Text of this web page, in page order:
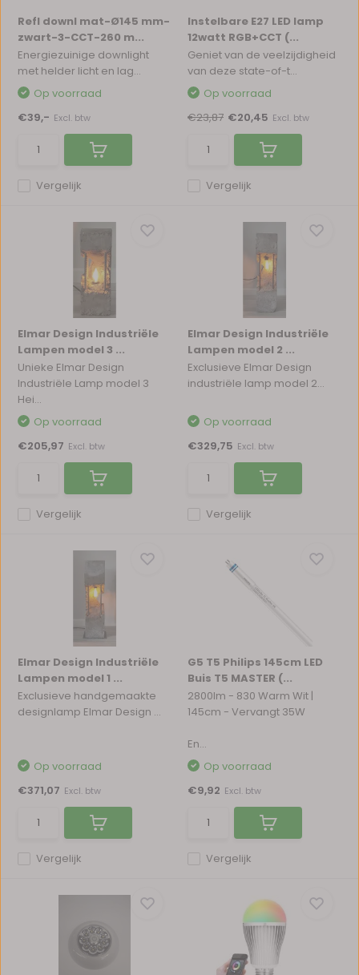
Refl downl mat-Ø145 mm-
zwart-3-CCT-260 m...
Energiezuinige downlight
met helder licht en lag...
Vergelijk
Op voorraad
€39,- Excl. btw
Instelbare E27 LED lamp
12watt RGB+CCT (...
Geniet van de veelzijdigheid
van deze state-of-t...
Vergelijk
Op voorraad
€23,87 €20,45 Excl. btw
Elmar Design Industriële
Lampen model 3 ...
Unieke Elmar Design
Industriële Lamp model 3
Hei...
Vergelijk
Op voorraad
€205,97 Excl. btw
Elmar Design Industriële
Lampen model 2 ...
Exclusieve Elmar Design
industriële lamp model 2...
Vergelijk
Op voorraad
€329,75 Excl. btw
Elmar Design Industriële
Lampen model 1 ...
Exclusieve handgemaakte
designlamp Elmar Design ...
Vergelijk
Op voorraad
€371,07 Excl. btw
G5 T5 Philips 145cm LED
Buis T5 MASTER (...
2800lm - 830 Warm Wit |
145cm - Vervangt 35W
En...
Vergelijk
Op voorraad
€9,92 Excl. btw